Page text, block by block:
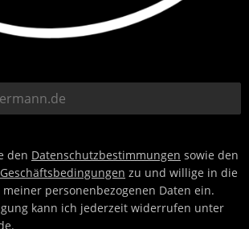
den Datenschutzbestimmungen sowie den
zu und willige in die
personenbezogenen Daten ein.
kann ich jederzeit widerrufen unter
.